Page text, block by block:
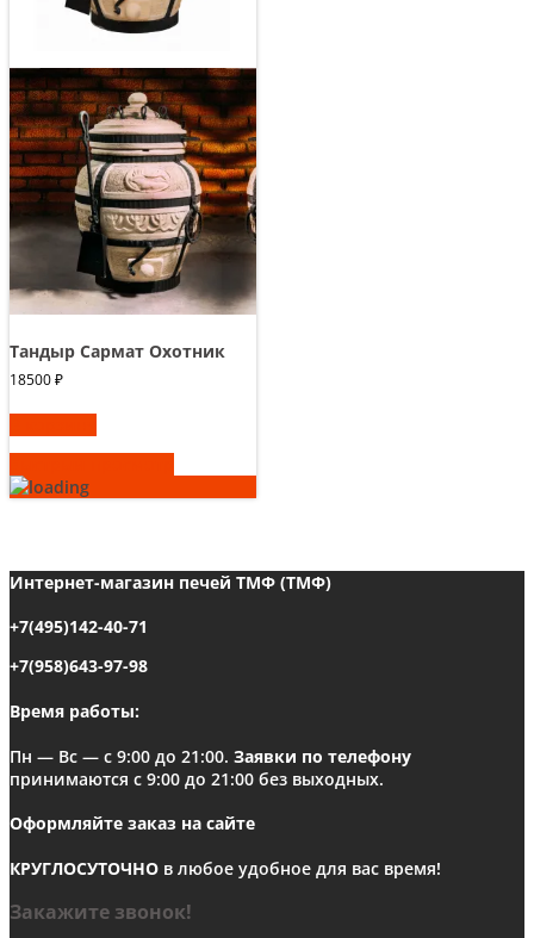
Тандыр Сармат Охотник
18500₽
Интернет-магазин печей ТМФ (ТМФ)
+7(495)142-40-71
+7(958)643-97-98
Время работы:
Пн — Вс — с 9:00 до 21:00. Заявки по телефону
принимаются с 9:00 до 21:00 без выходных.
Оформляйте заказ на сайте
КРУГЛОСУТОЧНО в любое удобное для вас время!
Закажите звонок!